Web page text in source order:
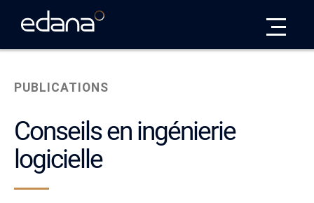
PUBLICATIONS
Conseils en ingénierie
logicielle